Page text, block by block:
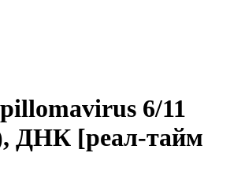
6/11
ДНК [реал-тайм